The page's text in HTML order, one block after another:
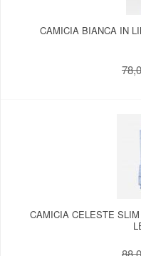
CAMICIA BIANCA IN
CAMICIA CELESTE